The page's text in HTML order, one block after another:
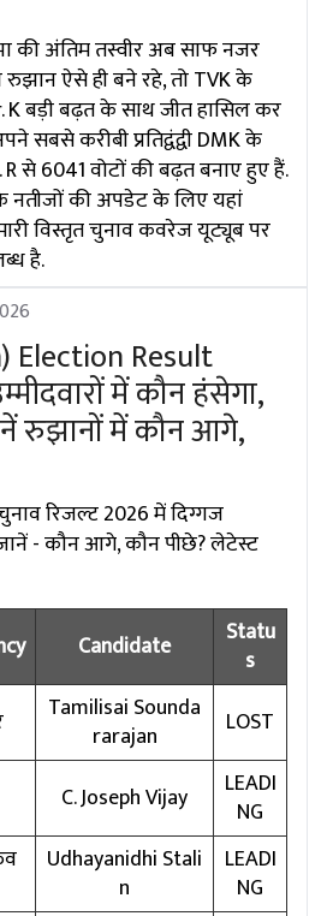
की अंतिम तस्वीर अब साफ नजर
ऐसे ही बने रहे, तो TVK के
K बड़ी बढ़त के साथ जीत हासिल कर
सबसे करीबी प्रतिद्वंद्वी DMK के
R से 6041 वोटों की बढ़त बनाए हुए हैं.
के नतीजों की अपडेट के लिए यहां
विस्तृत चुनाव कवरेज यूट्यूब पर
है.
Election Result
में कौन हंसेगा,
रुझानों में कौन आगे,
रिजल्ट 2026 में दिग्गज
जानें - कौन आगे, कौन पीछे? लेटेस्ट
Candidate
Statu
s
Tamilisai Sounda
rarajan
LOST
C. Joseph Vijay
LEADI
NG
Udhayanidhi Stali
n
LEADI
NG